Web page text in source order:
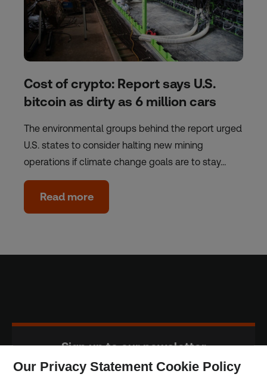
Cost of crypto: Report says U.S.
bitcoin as dirty as 6 million cars
The environmental groups behind the report urged
U.S. states to consider halting new mining
operations if climate change goals are to stay…
Read more
Sign up to our newsletter
Our Privacy Statement Cookie Policy